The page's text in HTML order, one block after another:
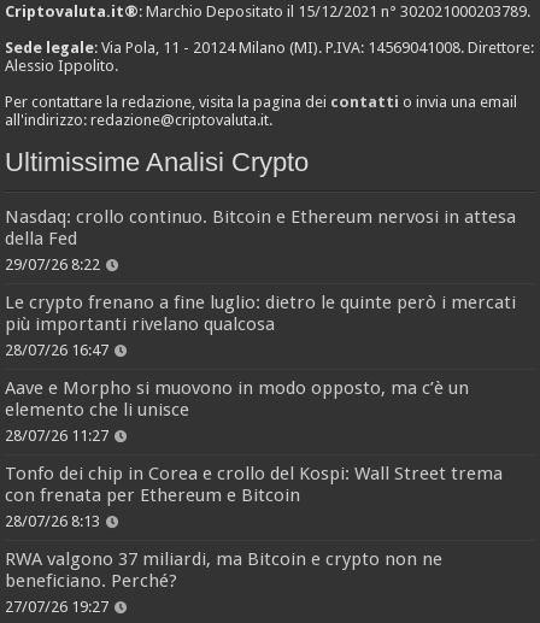
Criptovaluta.it®: Marchio Depositato il 15/12/2021 n° 302021000203789.
Sede legale: Via Pola, 11 - 20124 Milano (MI). P.IVA: 14569041008. Direttore:
Alessio Ippolito.
Per contattare la redazione, visita la pagina dei contatti o invia una email
all'indirizzo:redazione@criptovaluta.it.
Ultimissime Analisi Crypto
Nasdaq: crollo continuo. Bitcoin e Ethereum nervosi in attesa
della Fed
29/07/26 8:22
Le crypto frenano a fine luglio: dietro le quinte però i mercati
più importanti rivelano qualcosa
28/07/26 16:47
Aave e Morpho si muovono in modo opposto, ma c’è un
elemento che li unisce
28/07/26 11:27
Tonfo dei chip in Corea e crollo del Kospi: Wall Street trema
con frenata per Ethereum e Bitcoin
28/07/26 8:13
RWA valgono 37 miliardi, ma Bitcoin e crypto non ne
beneficiano. Perché?
27/07/26 19:27